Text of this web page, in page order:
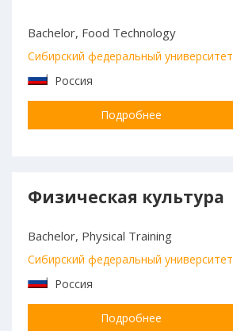
Bachelor, Food Technology
Сибирский федеральный университет
Россия
Подробнее
Физическая культура
Bachelor, Physical Training
Сибирский федеральный университет
Россия
Подробнее